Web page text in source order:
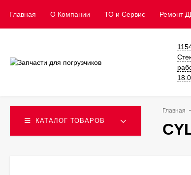
Главная О Компании ТО и Сервис ​Ремонт
КАТАЛОГ ТОВАРОВ
Главная